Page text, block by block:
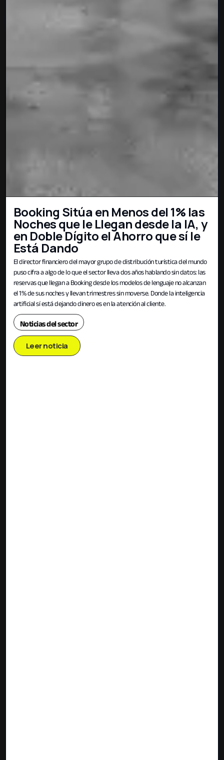
Booking Sitúa en Menos del 1% las
Noches que le Llegan desde la IA, y
en Doble Dígito el Ahorro que sí le
Está Dando
El director financiero del mayor grupo de distribución turística del mundo
puso cifra a algo de lo que el sector lleva dos años hablando sin datos: las
reservas que llegan a Booking desde los modelos de lenguaje no alcanzan
el 1% de sus noches y llevan trimestres sin moverse. Donde la inteligencia
artificial sí está dejando dinero es en la atención al cliente.
Noticias del sector
Leer noticia